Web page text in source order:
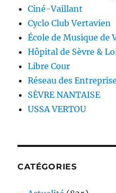
Ciné-Vaillant
Cyclo Club Vertavien
École de Musique de
Hôpital de Sèvre &
Libre Cour
Réseau des
SÈVRE NANTAISE
USSA VERTOU
CATÉGORIES